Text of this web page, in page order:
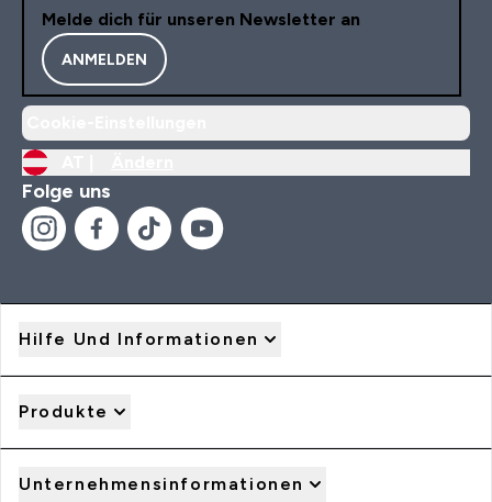
Melde dich für unseren Newsletter an
ANMELDEN
Folge uns
Hilfe Und Informationen
Produkte
Unternehmensinformationen